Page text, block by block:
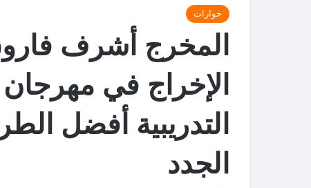
حوارات
المخرج أشرف
الإخراج في
التدريبية أفضل
الجدد